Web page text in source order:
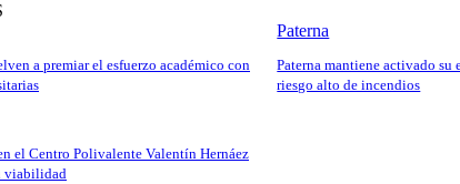
a premiar el esfuerzo académico con
Paterna
Paterna mantiene activado
riesgo alto de incendios
el Centro Polivalente Valentín Hernáez
viabilidad